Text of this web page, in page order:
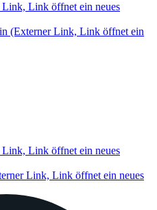
Link, Link öffnet ein neues
(Externer Link, Link öffnet ein
Link, Link öffnet ein neues
Link, Link öffnet ein neues